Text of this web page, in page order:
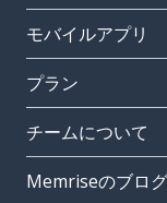
モバイルアプリ
プラン
チームについて
Memriseのブログ